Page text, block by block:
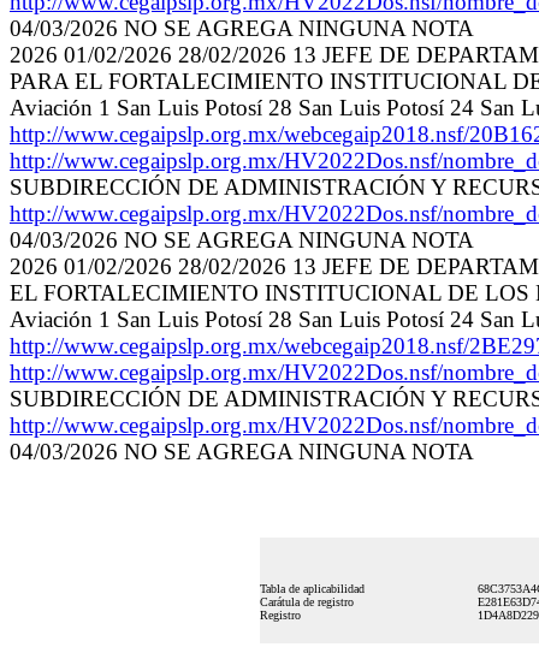
04/03/2026 NO SE AGREGA NINGUNA NOTA
2026 01/02/2026 28/02/2026 13 JEFE DE
PARA EL FORTALECIMIENTO INSTITUCIONAL
Aviación 1 San Luis Potosí 28 San Luis Potosí 24 San
http://www.cegaipslp.org.mx/webcegaip2018.nsf/
http://www.cegaipslp.org.mx/HV2022Dos.nsf/
SUBDIRECCIÓN DE ADMINISTRACIÓN Y
http://www.cegaipslp.org.mx/HV2022Dos.nsf/
04/03/2026 NO SE AGREGA NINGUNA NOTA
2026 01/02/2026 28/02/2026 13 JEFE DE
EL FORTALECIMIENTO INSTITUCIONAL DE LOS
Aviación 1 San Luis Potosí 28 San Luis Potosí 24 San
http://www.cegaipslp.org.mx/webcegaip2018.nsf/
http://www.cegaipslp.org.mx/HV2022Dos.nsf/
SUBDIRECCIÓN DE ADMINISTRACIÓN Y
http://www.cegaipslp.org.mx/HV2022Dos.nsf/
04/03/2026 NO SE AGREGA NINGUNA NOTA
Tabla de aplicabilidad
Carátula de registro
Registro